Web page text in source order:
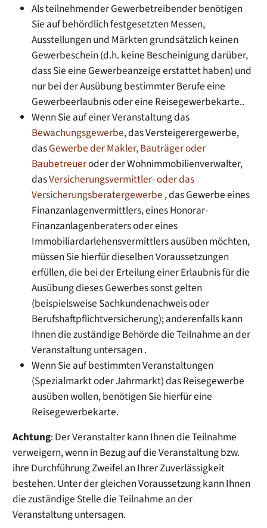
Als teilnehmender Gewerbetreibender benötigen
Sie auf behördlich festgesetzten Messen,
Ausstellungen und Märkten grundsätzlich keinen
Gewerbeschein (d.h. keine Bescheinigung darüber,
dass Sie eine Gewerbeanzeige erstattet haben) und
nur bei der Ausübung bestimmter Berufe eine
Gewerbeerlaubnis oder eine Reisegewerbekarte..
Wenn Sie auf einer Veranstaltung das
Bewachungsgewerbe, das Versteigerergewerbe,
dasGewerbe der Makler, Bauträger oder
Baubetreueroder der Wohnimmobilienverwalter,
dasVersicherungsvermittler- oder das
Versicherungsberatergewerbe , das Gewerbe eines
Finanzanlagenvermittlers, eines Honorar-
Finanzanlagenberaters oder eines
Immobiliardarlehensvermittlers ausüben möchten,
müssen Sie hierfür dieselben Voraussetzungen
erfüllen, die bei der Erteilung einer Erlaubnis für die
Ausübung dieses Gewerbes sonst gelten
(beispielsweise Sachkundenachweis oder
Berufshaftpflichtversicherung); anderenfalls kann
Ihnen die zuständige Behörde die Teilnahme an der
Veranstaltung untersagen .
Wenn Sie auf bestimmten Veranstaltungen
(Spezialmarkt oder Jahrmarkt) das Reisegewerbe
ausüben wollen, benötigen Sie hierfür eine
Reisegewerbekarte.
Achtung: Der Veranstalter kann Ihnen die Teilnahme
verweigern, wenn in Bezug auf die Veranstaltung bzw.
ihre Durchführung Zweifel an Ihrer Zuverlässigkeit
bestehen. Unter der gleichen Voraussetzung kann Ihnen
die zuständige Stelle die Teilnahme an der
Veranstaltung untersagen.